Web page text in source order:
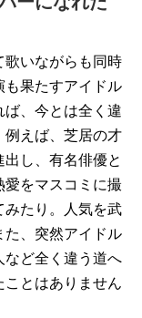
いながらも同時
果たすアイドル
、今とは全く違
例えば、芝居の才
し、有名俳優と
をマスコミに撮
たり。人気を武
、突然アイドル
ど全く違う道へ
とはありません